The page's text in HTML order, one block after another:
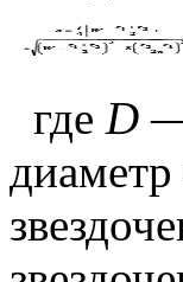
где D
диаметр